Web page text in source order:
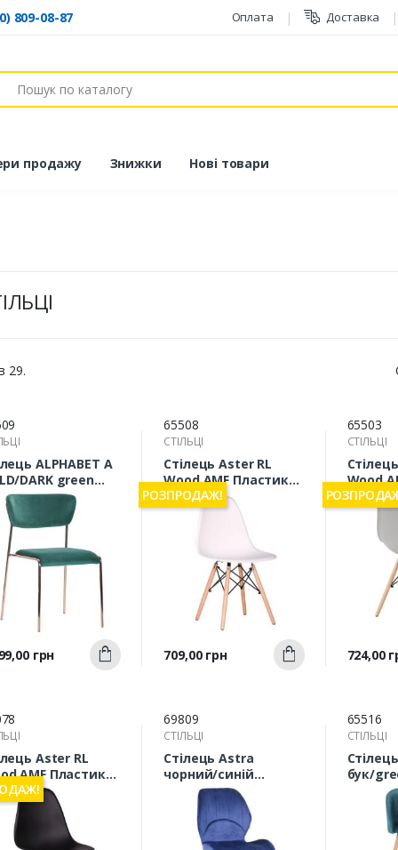
809-08-87 Оплата Доставка
продажу Знижки Нові товари
29.
ALPHABET A
DARK green
(545704)
Швидкий
перегляд
грн Купити
65508
СТІЛЬЦІ
Стілець Aster RL
Wood AMF Пластик
білий (545914)
Швидкий
перегляд
Ціна
709,00 грн Купити
РОЗПРОДАЖ!
65503
СТІЛЬЦІ
Wood
сірий
Ціна
724,00
Aster RL
AMF Пластик
(545915)
69809
СТІЛЬЦІ
Стілець Astra
чорний/синій
вельвет AMF
65516
СТІЛЬЦІ
бук/
(545882)